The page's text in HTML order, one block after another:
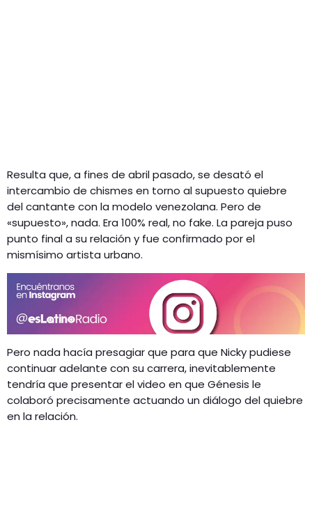
Resulta que, a fines de abril pasado, se desató el
intercambio de chismes en torno al supuesto quiebre
del cantante con la modelo venezolana. Pero de
«supuesto», nada. Era 100% real, no fake. La pareja puso
punto final a su relación y fue confirmado por el
mismísimo artista urbano.
Pero nada hacía presagiar que para que Nicky pudiese
continuar adelante con su carrera, inevitablemente
tendría que presentar el video en que Génesis le
colaboró precisamente actuando un diálogo del quiebre
en la relación.